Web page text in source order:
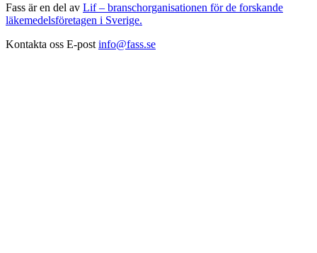
Fass är en del av Lif – branschorganisationen för de forskande
läkemedelsföretagen i Sverige.
Kontakta oss E-post info@fass.se